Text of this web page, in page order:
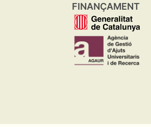
FINANÇAMENT